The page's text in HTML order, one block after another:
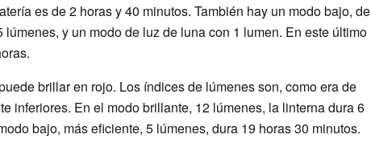
es de 2 horas y 40 minutos. También hay un modo bajo, de
lúmenes, y un modo de luz de luna con 1 lumen. En este último
brillar en rojo. Los índices de lúmenes son, como era de
inferiores. En el modo brillante, 12 lúmenes, la linterna dura 6
bajo, más eficiente, 5 lúmenes, dura 19 horas 30 minutos.